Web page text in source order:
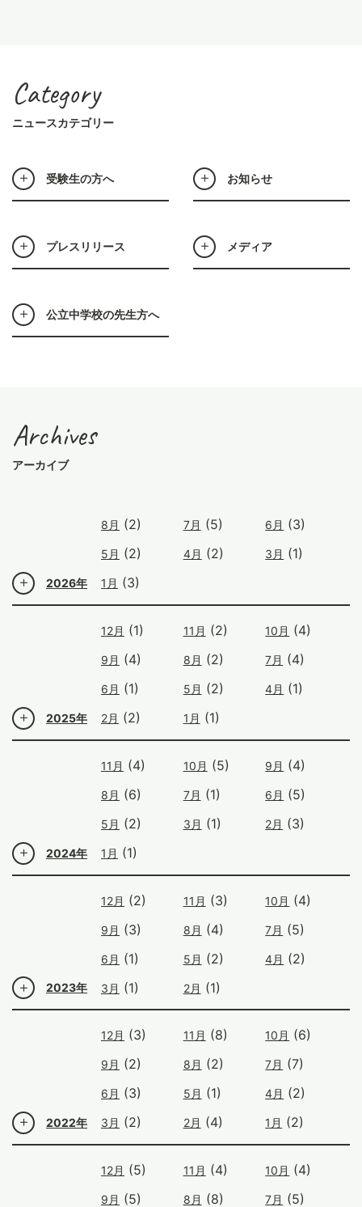
Category
ニュースカテゴリー
受験生の方へ お知らせ
プレスリリース メディア
公立中学校の先生方へ
Archives
アーカイブ
2026年
8月 (2) 7月 (5) 6月 (3)
5月 (2) 4月 (2) 3月 (1)
1月 (3)
2025年
12月 (1) 11月 (2) 10月 (4)
9月 (4) 8月 (2) 7月 (4)
6月 (1) 5月 (2) 4月 (1)
2月 (2) 1月 (1)
2024年
11月 (4) 10月 (5) 9月 (4)
8月 (6) 7月 (1) 6月 (5)
5月 (2) 3月 (1) 2月 (3)
1月 (1)
2023年
12月 (2) 11月 (3) 10月 (4)
9月 (3) 8月 (4) 7月 (5)
6月 (1) 5月 (2) 4月 (2)
3月 (1) 2月 (1)
2022年
12月 (3) 11月 (8) 10月 (6)
9月 (2) 8月 (2) 7月 (7)
6月 (3) 5月 (1) 4月 (2)
3月 (2) 2月 (4) 1月 (2)
12月 (5) 11月 (4) 10月 (4)
9月 (5) 8月 (8) 7月 (5)